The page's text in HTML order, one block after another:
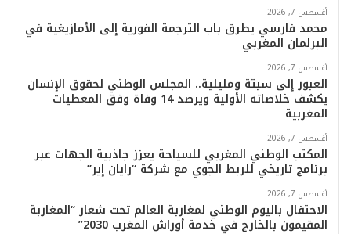
أغسطس 7, 2026
محمد فارسي يطرق باب الترجمة الفورية إلى الأمازيغية في
البرلمان المغربي
أغسطس 7, 2026
العبور إلى سبتة ومليلية.. المجلس الوطني لحقوق الإنسان
يكشف خلاصاته الأولية ويرصد 14 وفاة وفق المعطيات
المغربية
أغسطس 7, 2026
المكتب الوطني المغربي للسياحة يعزز جاذبية الجهات عبر
برنامج تاريخي للربط الجوي مع شركة “رايان إير”
أغسطس 7, 2026
الاحتفال باليوم الوطني لمغاربة العالم تحت شعار “المغاربة
المقيمون بالخارج في خدمة أوراش المغرب 2030”